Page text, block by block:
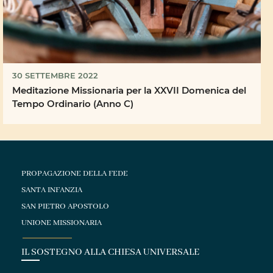
30 SETTEMBRE 2022
Meditazione Missionaria per la XXVII Domenica del
Tempo Ordinario (Anno C)
PROPAGAZIONE DELLA FEDE
SANTA INFANZIA
SAN PIETRO APOSTOLO
UNIONE MISSIONARIA
IL SOSTEGNO ALLA CHIESA UNIVERSALE